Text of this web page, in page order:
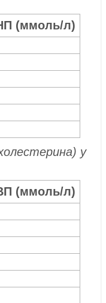
(ммоль/л)
у
(ммоль/л)